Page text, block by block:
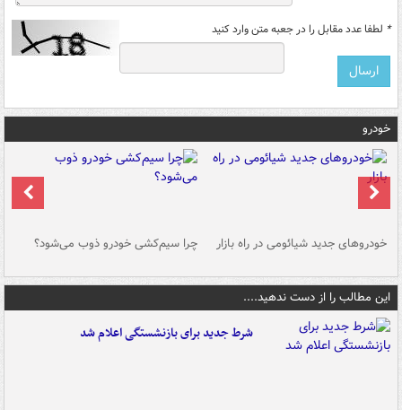
* لطفا عدد مقابل را در جعبه متن وارد کنید
خودرو
خودروهای جدید شیائومی در راه بازار چرا سیم‌کشی خودرو ذوب می‌شود؟
این مطالب را از دست ندهید....
شرط جدید برای بازنشستگی اعلام شد